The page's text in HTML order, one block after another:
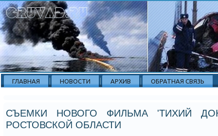
ГЛАВНАЯ НОВОСТИ АРХИВ ОБРАТНАЯ СВЯЗЬ
СЪЕМКИ НОВОГО ФИЛЬМА 'ТИХИЙ
РОСТОВСКОЙ ОБЛАСТИ